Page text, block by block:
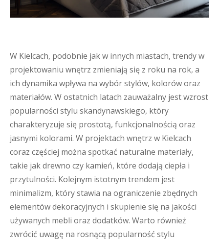
W Kielcach, podobnie jak w innych miastach, trendy w
projektowaniu wnętrz zmieniają się z roku na rok, a
ich dynamika wpływa na wybór stylów, kolorów oraz
materiałów. W ostatnich latach zauważalny jest wzrost
popularności stylu skandynawskiego, który
charakteryzuje się prostotą, funkcjonalnością oraz
jasnymi kolorami. W projektach wnętrz w Kielcach
coraz częściej można spotkać naturalne materiały,
takie jak drewno czy kamień, które dodają ciepła i
przytulności. Kolejnym istotnym trendem jest
minimalizm, który stawia na ograniczenie zbędnych
elementów dekoracyjnych i skupienie się na jakości
używanych mebli oraz dodatków. Warto również
zwrócić uwagę na rosnącą popularność stylu